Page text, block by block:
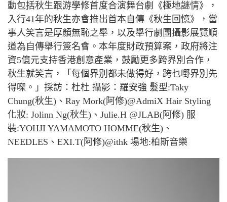
動包括秋生跟游學修首度合演舞台劇《極地謎情》，
入行41年的秋生亦會推出首本自傳《秋生回憶》，當
事人笑言是厚顏無恥之舉，以及舉行劇團攝影展覽順
道為自傳舉行簽名會。本年度財政預算案，政府將注
資5億元支持香港創意產業，鼓勵更多跨界別合作，
秋生就笑言，「每個界別都未做得好，跨乜嘢界別先
得㗎。」採訪：杜杜 攝影：羅安強 髮型:Taky
Chung(秋生) 、 Ray Mork(阿修)@AdmiX Hair Styling
化妝: Jolinn Ng(秋生) 、 Julie.H @JLAB(阿修) 服
裝:YOHJI YAMAMOTO HOMME(秋生) 、
NEEDLES 、 EXI.T(阿修)@ithk 場地:柏斯音樂